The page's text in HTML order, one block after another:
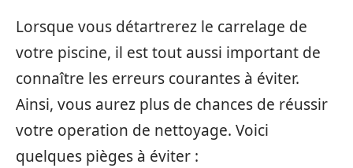
Lorsque vous détartrerez le carrelage de
votre piscine, il est tout aussi important de
connaître les erreurs courantes à éviter.
Ainsi, vous aurez plus de chances de réussir
votre operation de nettoyage. Voici
quelques pièges à éviter :